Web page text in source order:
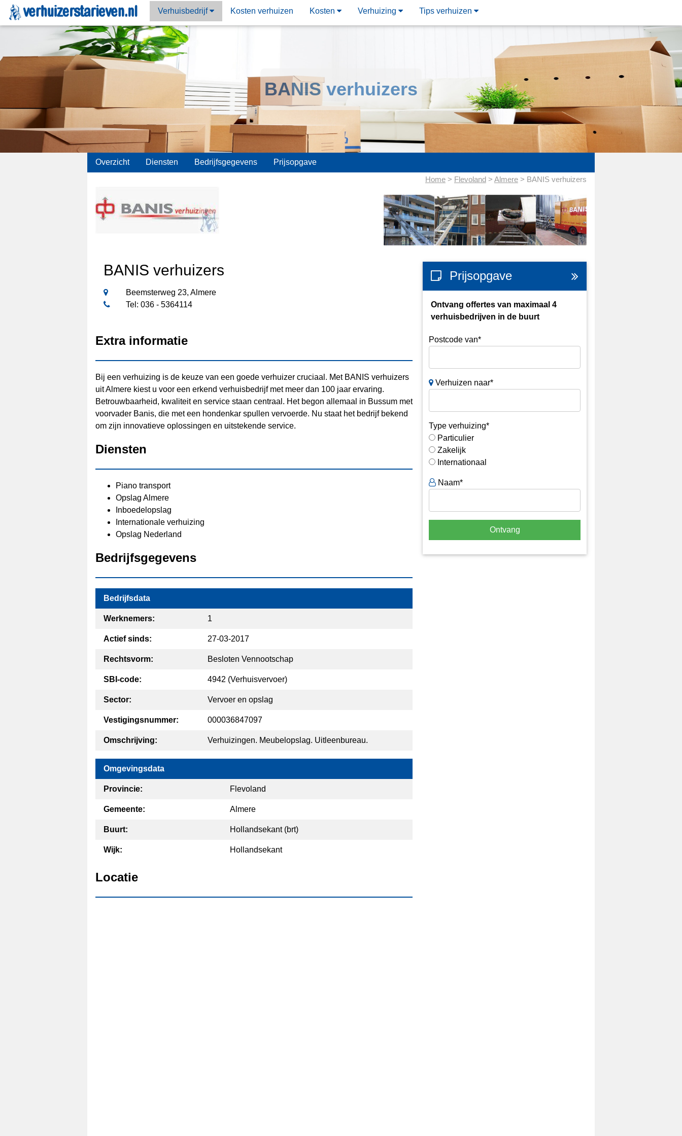
Verhuisbedrijf Kosten verhuizen Kosten Verhuizing Tips verhuizen
BANIS verhuizers
;
Overzicht Diensten Bedrijfsgegevens Prijsopgave
Home > Flevoland > Almere > BANIS verhuizers
BANIS verhuizers
Beemsterweg 23, Almere
Tel: 036 - 5364114
Extra informatie
Bij een verhuizing is de keuze van een goede verhuizer cruciaal. Met BANIS verhuizers
uit Almere kiest u voor een erkend verhuisbedrijf met meer dan 100 jaar ervaring.
Betrouwbaarheid, kwaliteit en service staan centraal. Het begon allemaal in Bussum met
voorvader Banis, die met een hondenkar spullen vervoerde. Nu staat het bedrijf bekend
om zijn innovatieve oplossingen en uitstekende service.
Diensten
Piano transport
Opslag Almere
Inboedelopslag
Internationale verhuizing
Opslag Nederland
Bedrijfsgegevens
Bedrijfsdata
Werknemers: 1
Actief sinds: 27-03-2017
Rechtsvorm: Besloten Vennootschap
SBI-code: 4942 (Verhuisvervoer)
Sector: Vervoer en opslag
Vestigingsnummer: 000036847097
Omschrijving: Verhuizingen. Meubelopslag. Uitleenbureau.
Omgevingsdata
Provincie: Flevoland
Gemeente: Almere
Buurt: Hollandsekant (brt)
Wijk: Hollandsekant
Locatie
Prijsopgave
Ontvang offertes van maximaal 4
verhuisbedrijven in de buurt
Postcode van*
Verhuizen naar*
Type verhuizing*
Particulier
Zakelijk
Internationaal
Naam*
Ontvang